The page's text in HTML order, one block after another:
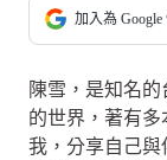
加入為
陳雪，是知名
的世界，著有
我，分享自己與